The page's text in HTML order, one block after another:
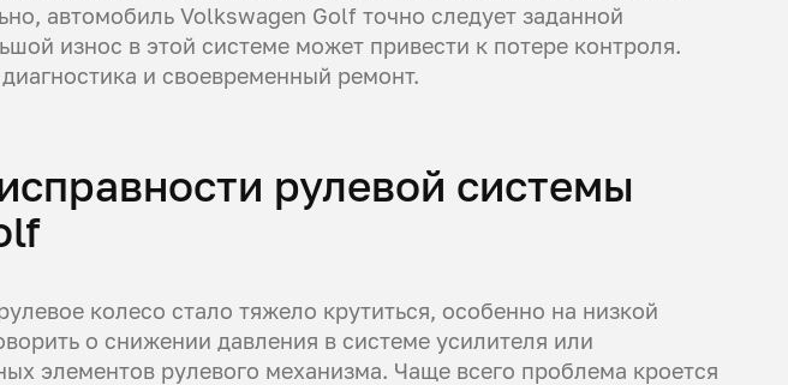
автомобиль Volkswagen Golf точно следует заданной
износ в этой системе может привести к потере контроля.
и своевременный ремонт.
рулевой системы
колесо стало тяжело крутиться, особенно на низкой
о снижении давления в системе усилителя или
элементов рулевого механизма. Чаще всего проблема кроется